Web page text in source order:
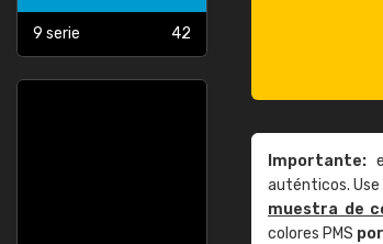
9 serie 42
Importante:
auténticos. Use
muestra de
colores PMS